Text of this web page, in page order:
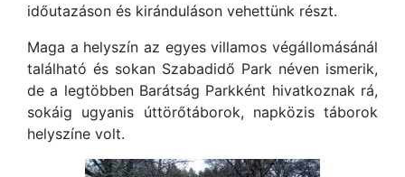
időutazáson és kiránduláson vehettünk részt.
Maga a helyszín az egyes villamos végállomásánál
található és sokan Szabadidő Park néven ismerik,
de a legtöbben Barátság Parkként hivatkoznak rá,
sokáig ugyanis úttörőtáborok, napközis táborok
helyszíne volt.